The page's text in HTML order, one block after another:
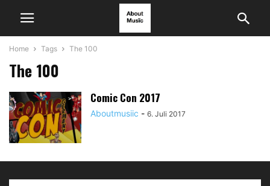
Home Tags The 100
The 100
Comic Con 2017
Aboutmusiic - 6. Juli 2017